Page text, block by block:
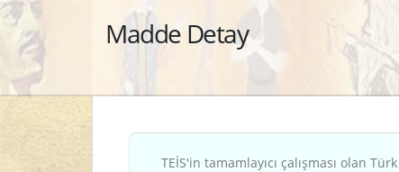
Madde Detay
TEİS'in tamamlayıcı çalışması olan